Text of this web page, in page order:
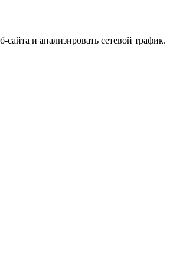
и анализировать сетевой трафик.